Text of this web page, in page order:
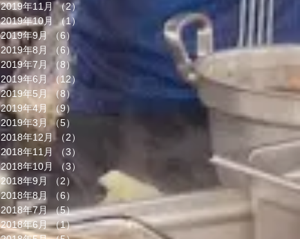
2019年11月 （2）
2019年10月
（1）
2019年9月
（6）6件の記事
2019年8月
（6）6件の記事
2019年7月 （8）8件の記事
2019年6月
（12）
12件の記事
2019年5月
（8）
2019年4月
（9）
9件の記事
2019年3月
（5）
2018年12月 （2）
2018年11月
（3）
2018年10月
（3）
2018年9月
（2）
2件の記事
2018年8月
（6）
6件の記事
2018年7月 （5）5件の記事
2018年6月 （1）1件の記事